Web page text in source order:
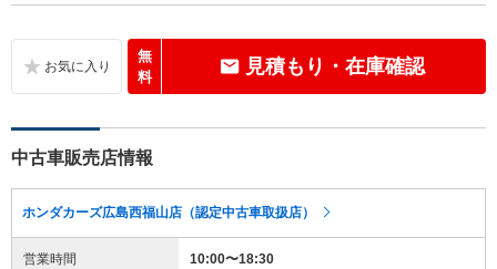
無
料
見積もり・在庫確認
中古車販売店情報
ホンダカーズ広島西福山店（認定中古車取扱店）
営業時間 10:00〜18:30